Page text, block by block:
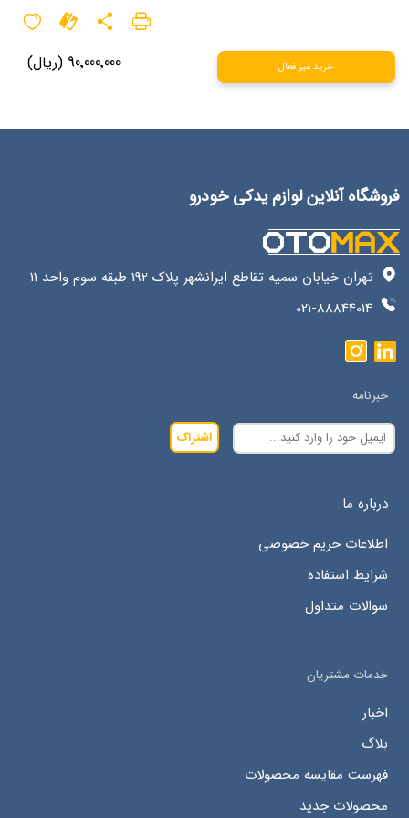
90٬000٬000 (ریال) خرید غیر فعال
فروشگاه آنلاین لوازم یدکی خودرو
تهران خیابان سمیه تقاطع ایرانشهر پلاک 192 طبقه سوم واحد 11
021-88844014
خبرنامه
اشتراک
درباره ما
اطلاعات حریم خصوصی
شرایط استفاده
سوالات متداول
خدمات مشتریان
اخبار
بلاگ
فهرست مقایسه محصولات
محصولات جدید